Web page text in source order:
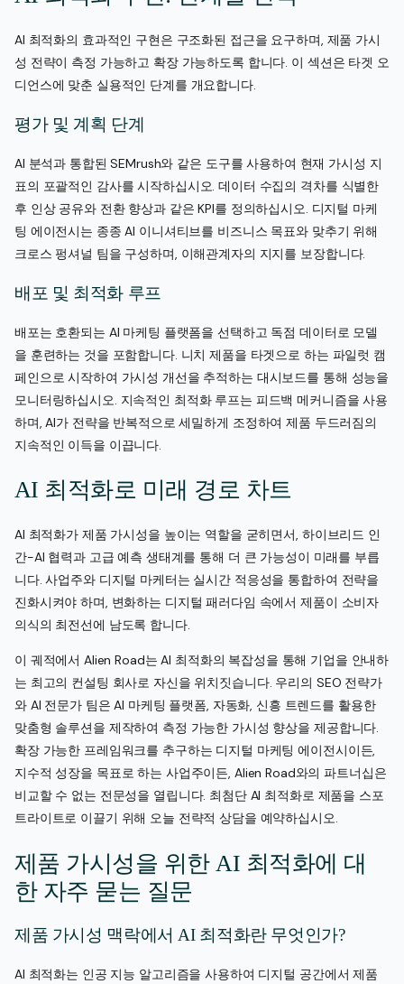
AI 최적화의 효과적인 구현은 구조화된 접근을 요구하며, 제품 가시
성 전략이 측정 가능하고 확장 가능하도록 합니다. 이 섹션은 타겟 오
디언스에 맞춘 실용적인 단계를 개요합니다.
평가 및 계획 단계
AI 분석과 통합된 SEMrush와 같은 도구를 사용하여 현재 가시성 지
표의 포괄적인 감사를 시작하십시오. 데이터 수집의 격차를 식별한
후 인상 공유와 전환 향상과 같은 KPI를 정의하십시오. 디지털 마케
팅 에이전시는 종종 AI 이니셔티브를 비즈니스 목표와 맞추기 위해
크로스 펑셔널 팀을 구성하며, 이해관계자의 지지를 보장합니다.
배포 및 최적화 루프
배포는 호환되는 AI 마케팅 플랫폼을 선택하고 독점 데이터로 모델
을 훈련하는 것을 포함합니다. 니치 제품을 타겟으로 하는 파일럿 캠
페인으로 시작하여 가시성 개선을 추적하는 대시보드를 통해 성능을
모니터링하십시오. 지속적인 최적화 루프는 피드백 메커니즘을 사용
하며, AI가 전략을 반복적으로 세밀하게 조정하여 제품 두드러짐의
지속적인 이득을 이끕니다.
AI 최적화로 미래 경로 차트
AI 최적화가 제품 가시성을 높이는 역할을 굳히면서, 하이브리드 인
간-AI 협력과 고급 예측 생태계를 통해 더 큰 가능성이 미래를 부릅
니다. 사업주와 디지털 마케터는 실시간 적응성을 통합하여 전략을
진화시켜야 하며, 변화하는 디지털 패러다임 속에서 제품이 소비자
의식의 최전선에 남도록 합니다.
이 궤적에서 Alien Road는 AI 최적화의 복잡성을 통해 기업을 안내하
는 최고의 컨설팅 회사로 자신을 위치짓습니다. 우리의 SEO 전략가
와 AI 전문가 팀은 AI 마케팅 플랫폼, 자동화, 신흥 트렌드를 활용한
맞춤형 솔루션을 제작하여 측정 가능한 가시성 향상을 제공합니다.
확장 가능한 프레임워크를 추구하는 디지털 마케팅 에이전시이든,
지수적 성장을 목표로 하는 사업주이든, Alien Road와의 파트너십은
비교할 수 없는 전문성을 열립니다. 최첨단 AI 최적화로 제품을 스포
트라이트로 이끌기 위해 오늘 전략적 상담을 예약하십시오.
제품 가시성을 위한 AI 최적화에 대
한 자주 묻는 질문
제품 가시성 맥락에서 AI 최적화란 무엇인가?
AI 최적화는 인공 지능 알고리즘을 사용하여 디지털 공간에서 제품